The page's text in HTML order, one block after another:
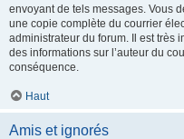
envoyant de tels messages. Vous
une copie complète du courrier
administrateur du forum. Il est très
des informations sur l’auteur du
conséquence.
Haut
Amis et ignorés